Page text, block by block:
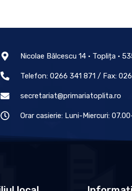
Nicolae Bălcescu 14 • Toplița •
Telefon: 0266 341 871 / Fax:
secretariat@primariatoplita.ro
Orar casierie: Luni-Miercuri: